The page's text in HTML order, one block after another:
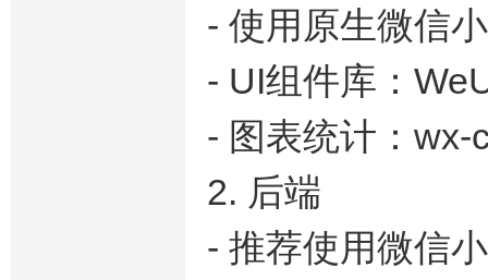
- 使用原生微信
- UI组件库：
- 图表统计：wx-
2. 后端
- 推荐使用微信